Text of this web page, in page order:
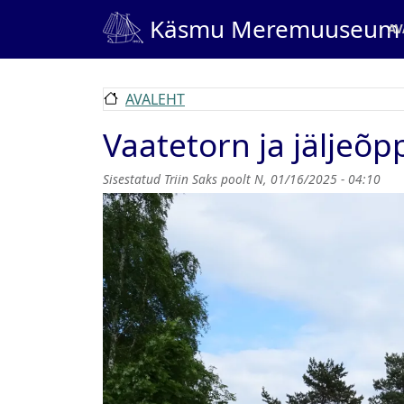
Liigu edasi põhisisu juurde
Käsmu Meremuuseum
AVALEHT
Vaatetorn ja
Sisestatud Triin Saks poolt N, 01/16/2025 - 04:10
Pilt